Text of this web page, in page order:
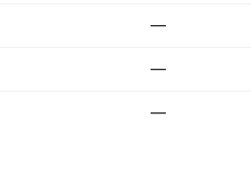
—
—
—